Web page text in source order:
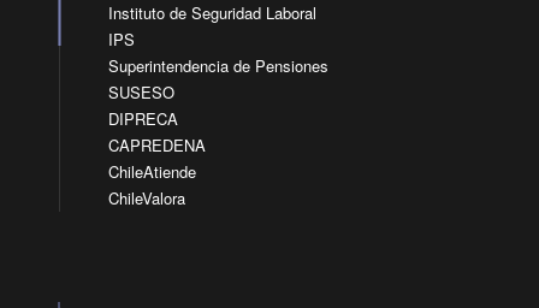
Instituto de Seguridad Laboral
IPS
Superintendencia de Pensiones
SUSESO
DIPRECA
CAPREDENA
ChileAtiende
ChileValora